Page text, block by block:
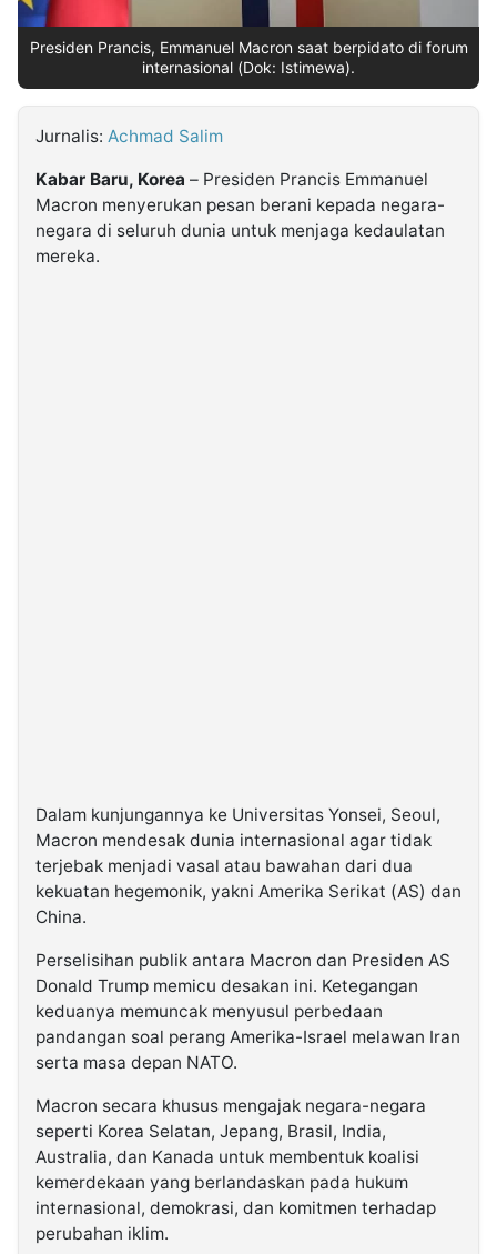
Kabarbaru.co
Presiden Prancis, Emmanuel Macron saat berpidato di forum
internasional (Dok: Istimewa).
Jurnalis: Achmad Salim
Kabar Baru, Korea – Presiden Prancis Emmanuel
Macron menyerukan pesan berani kepada negara-
negara di seluruh dunia untuk menjaga kedaulatan
mereka.
Dalam kunjungannya ke Universitas Yonsei, Seoul,
Macron mendesak dunia internasional agar tidak
terjebak menjadi vasal atau bawahan dari dua
kekuatan hegemonik, yakni Amerika Serikat (AS) dan
China.
Perselisihan publik antara Macron dan Presiden AS
Donald Trump memicu desakan ini. Ketegangan
keduanya memuncak menyusul perbedaan
pandangan soal perang Amerika-Israel melawan Iran
serta masa depan NATO.
Macron secara khusus mengajak negara-negara
seperti Korea Selatan, Jepang, Brasil, India,
Australia, dan Kanada untuk membentuk koalisi
kemerdekaan yang berlandaskan pada hukum
internasional, demokrasi, dan komitmen terhadap
perubahan iklim.